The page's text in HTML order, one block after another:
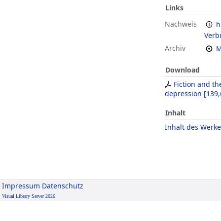
Links
Nachweis
Archiv
Download
Fiction and
depression [
Inhalt
Inhalt des
Impressum Datenschutz
Visual Library Server 2026